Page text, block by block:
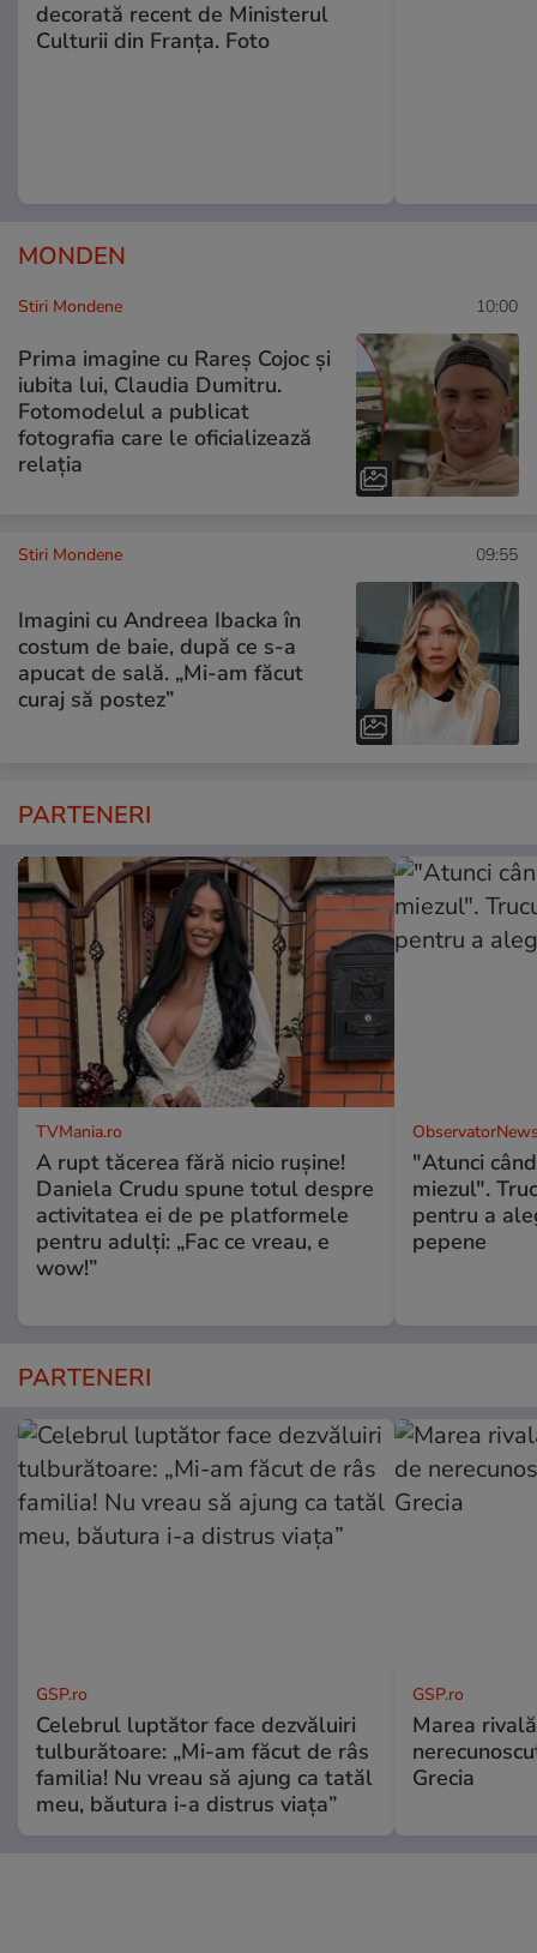
decorată recent de Ministerul
Culturii din Franța. Foto
MONDEN
Stiri Mondene 10:00
Prima imagine cu Rareș Cojoc și
iubita lui, Claudia Dumitru.
Fotomodelul a publicat
fotografia care le oficializează
relația
Stiri Mondene 09:55
Imagini cu Andreea Ibacka în
costum de baie, după ce s-a
apucat de sală. „Mi-am făcut
curaj să postez”
PARTENERI
TVMania.ro
A rupt tăcerea fără nicio rușine!
Daniela Crudu spune totul despre
activitatea ei de pe platformele
pentru adulți: „Fac ce vreau, e
wow!”
"Atunci
miezul".
pentru a
pepene
PARTENERI
GSP.ro
Celebrul luptător face dezvăluiri
tulburătoare: „Mi-am făcut de râs
familia! Nu vreau să ajung ca tatăl
meu, băutura i-a distrus viața”
GSP.ro
Marea
Grecia